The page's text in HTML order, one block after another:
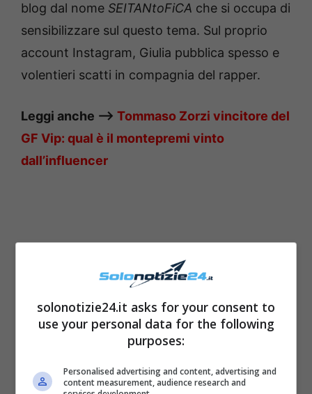
blog dal nome SEITANtoFiCA che si occupa di
sensibilizzare sul questo tema. Sul proprio
account Instagram, Giulia pubblica spesso e
volentieri scatti in compagnia del rapper.
Leggi anche —–> Tommaso Zorzi vincitore del
GF Vip: qual è il montepremi vinto
dall’influencer
Leggi anche —–>Amadeus, ex moglie Marisa:
solonotizie24.it asks for your consent to
use your personal data for the following
purposes:
Personalised advertising and content, advertising and
content measurement, audience research and